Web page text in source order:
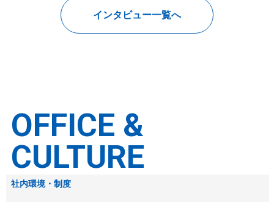
インタビュー一覧へ
OFFICE &
CULTURE
社内環境・制度